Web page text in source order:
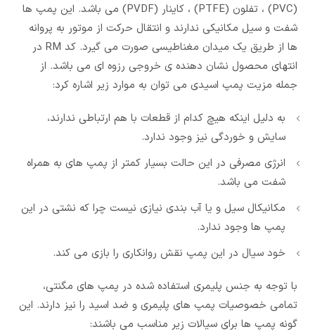
(PVC) ، تفلون (PTFE) ، کاینار (PVDF) می باشد. این پمپ ها
شفت و سیل مکانیکی ندارند و انتقال حرکت از موتور به پروانه
ها از طریق یک میدان مغناطیسی صورت می گیرد. کد RM در
انتهای محصول نشان دهنده ی خروجی رزوه ای می باشد. از
جمله مزیت پمپ اسیدی می توان به موارد زیر اشاره کرد:
به دلیل اینکه هیچ کدام از قطعات با هم ارتباطی ندارند،
سایش و خوردگی نیز وجود ندارد.
انرژی مصرفی در این حالت بسیار کمتر از پمپ های به همراه
شفت می باشد.
مکانیکال سیل و یا آب بندی نیازی نیست چرا که نشتی در این
پمپ ها وجود ندارد.
خود سیال در این پمپ نقش روانکاری را بازی می کند.
با توجه به جنس پلیمری استفاده شده در پمپ های مگنتی،
تمامی خصوصیات پمپ های پلیمری و ضد اسید را نیز دارند. این
گونه پمپ ها برای سیالات زیر مناسب می باشند: